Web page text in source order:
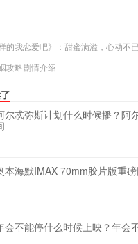
的我恋爱吧》：甜蜜满溢，心动不已
攻略剧情介绍
尔忒弥斯计划什么时候播？阿
本海默IMAX 70mm胶片版重
会不能停什么时候上映？年会